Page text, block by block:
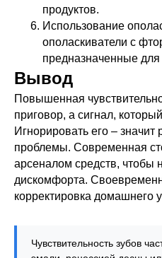
продуктов.
Использование
ополаскиватели с
предназначенные для
Вывод
Повышенная
приговор, а сигнал,
Игнорировать его – значит
проблемы. Современная
арсеналом средств, чтобы
дискомфорта.
корректировка домашнего
Чувствительность зубов